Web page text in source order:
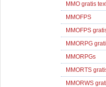
MMO gratis
MMOFPS
MMOFPS
MMORPG
MMORPGs
MMORTS
MMORWS